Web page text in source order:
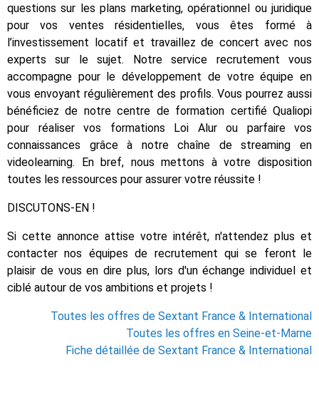
questions sur les plans marketing, opérationnel ou juridique
pour vos ventes résidentielles, vous êtes formé à
l’investissement locatif et travaillez de concert avec nos
experts sur le sujet. Notre service recrutement vous
accompagne pour le développement de votre équipe en
vous envoyant régulièrement des profils. Vous pourrez aussi
bénéficiez de notre centre de formation certifié Qualiopi
pour réaliser vos formations Loi Alur ou parfaire vos
connaissances grâce à notre chaîne de streaming en
videolearning. En bref, nous mettons à votre disposition
toutes les ressources pour assurer votre réussite !
DISCUTONS-EN !
Si cette annonce attise votre intérêt, n'attendez plus et
contacter nos équipes de recrutement qui se feront le
plaisir de vous en dire plus, lors d'un échange individuel et
ciblé autour de vos ambitions et projets !
Toutes les offres de Sextant France & International
Toutes les offres en Seine-et-Marne
Fiche détaillée de Sextant France & International